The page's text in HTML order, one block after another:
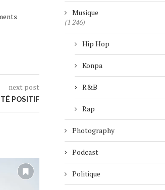
next post
POSITIF
Musique
(1 246)
Hip Hop
Konpa
R&B
Rap
Photography
Podcast
Politique